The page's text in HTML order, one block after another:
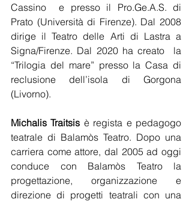
Cassino  e presso il Pro.Ge.A.S. di
Prato (Università di Firenze). Dal 2008
dirige il Teatro delle Arti di Lastra a
Signa/Firenze. Dal 2020 ha creato  la
“Trilogia del mare” presso la Casa di
reclusione dell’isola di Gorgona
(Livorno).
Michalis Traitsis è regista e pedagogo
teatrale di Balamòs Teatro. Dopo una
carriera come attore, dal 2005 ad oggi
conduce con Balamòs Teatro la
progettazione, organizzazione e
direzione di progetti teatrali con una